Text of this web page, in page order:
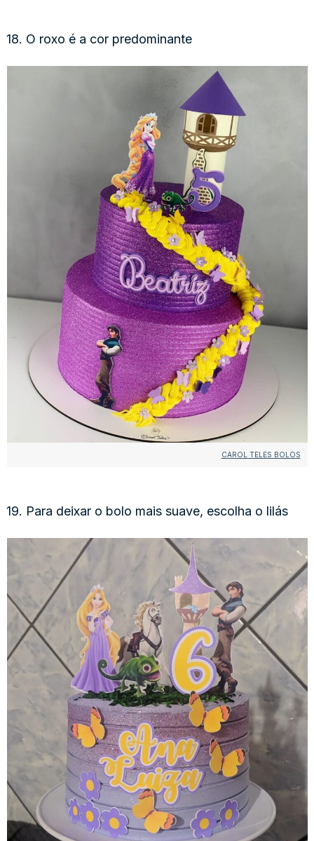
18. O roxo é a cor predominante
CAROL TELES BOLOS
19. Para deixar o bolo mais suave, escolha o lilás